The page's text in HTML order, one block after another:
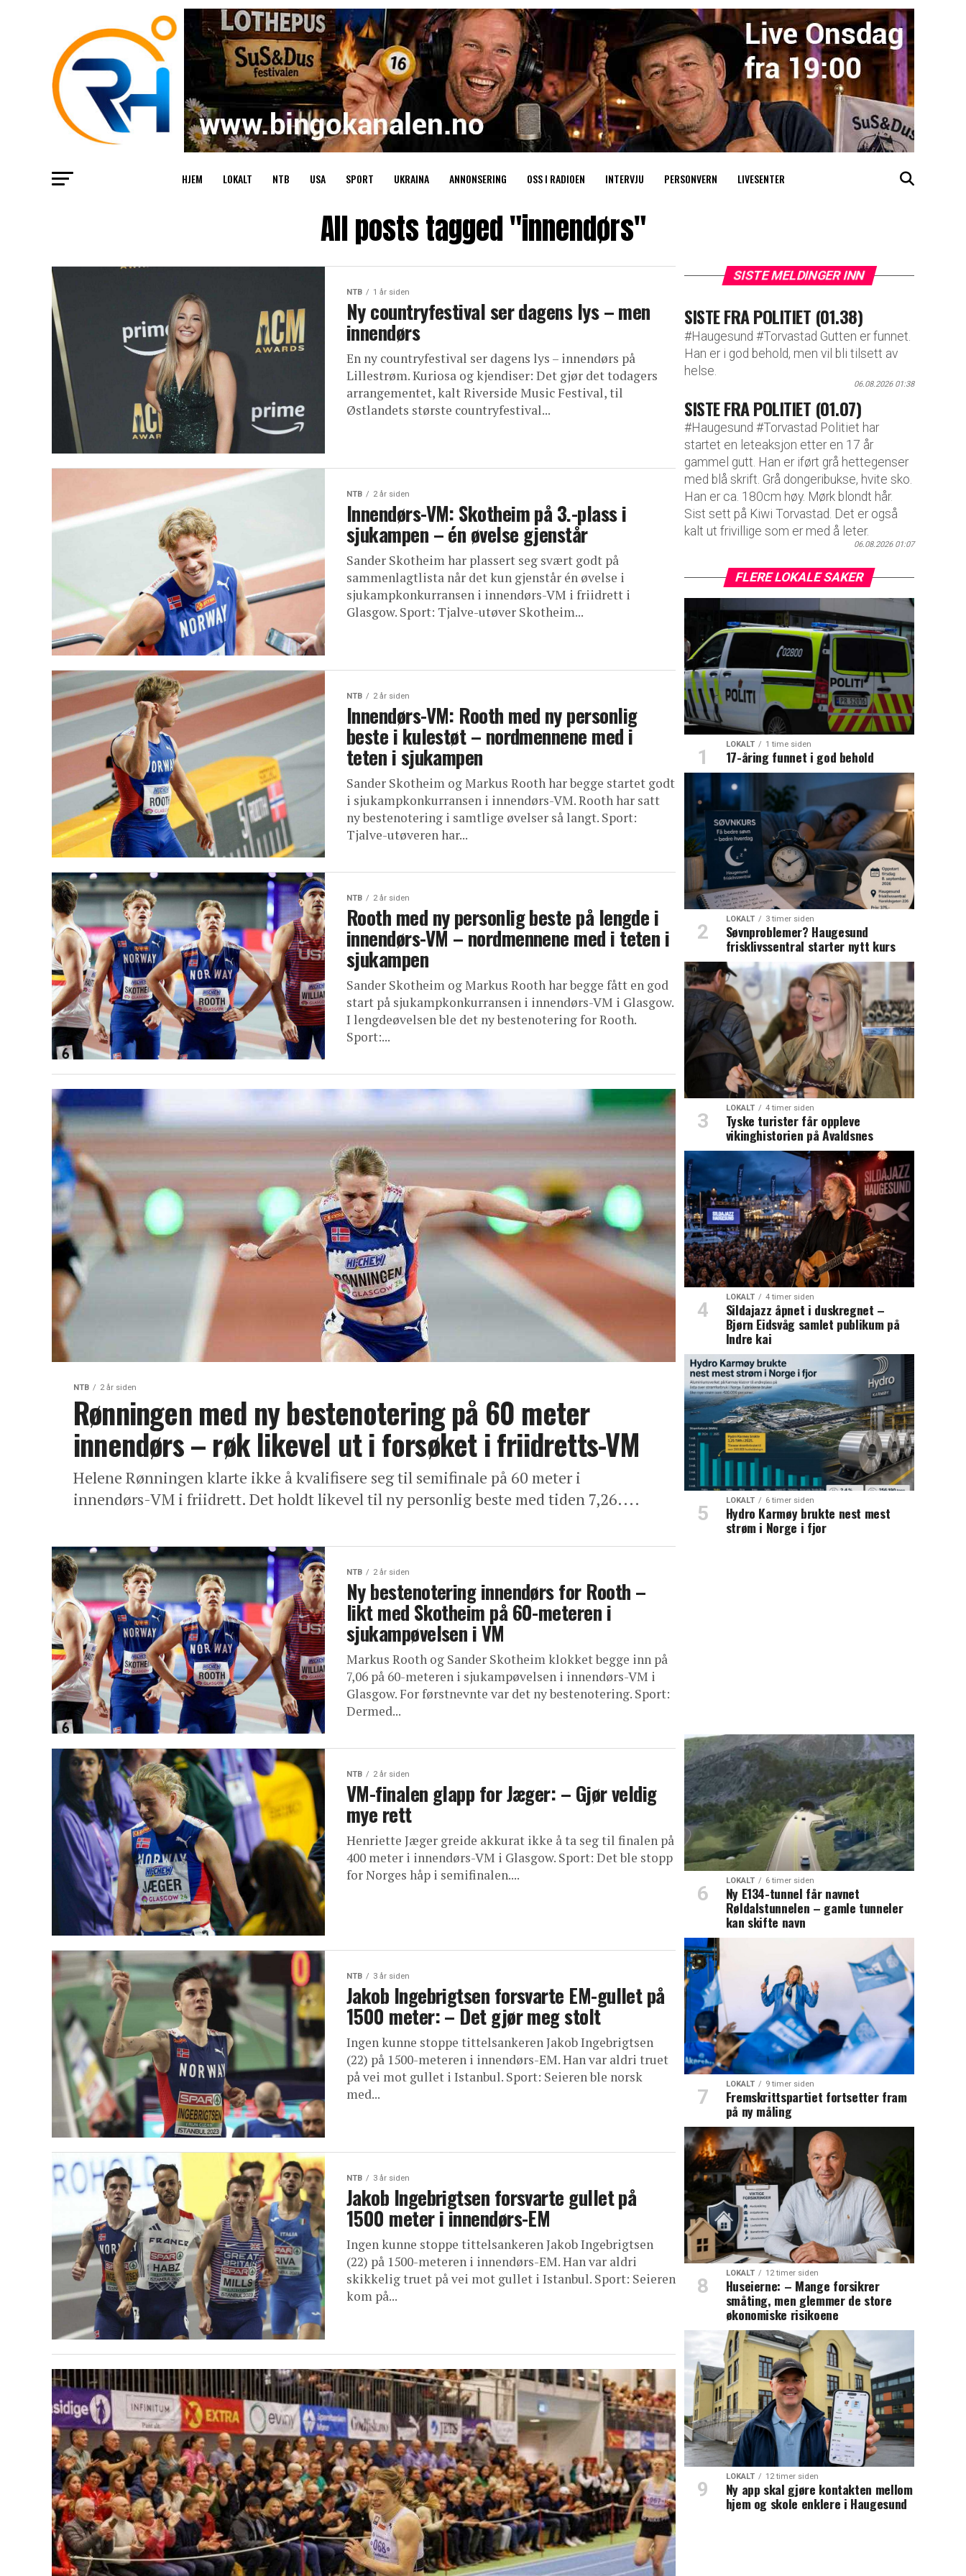
HJEM LOKALT NTB USA SPORT UKRAINA ANNONSERING OSS I RADIOEN INTERVJU PERSONVERN LIVESENTER
All posts tagged "innendørs"
NTB 1 år siden
Ny countryfestival ser dagens lys – men
innendørs
En ny countryfestival ser dagens lys – innendørs på
Lillestrøm. Kuriosa og kjendiser: Det gjør det todagers
arrangementet, kalt Riverside Music Festival, til
Østlandets største countryfestival...
NTB 2 år siden
Innendørs-VM: Skotheim på 3.-plass i
sjukampen – én øvelse gjenstår
Sander Skotheim har plassert seg svært godt på
sammenlagtlista når det kun gjenstår én øvelse i
sjukampkonkurransen i innendørs-VM i friidrett i
Glasgow. Sport: Tjalve-utøver Skotheim...
NTB 2 år siden
Innendørs-VM: Rooth med ny personlig
beste i kulestøt – nordmennene med i
teten i sjukampen
Sander Skotheim og Markus Rooth har begge startet godt
i sjukampkonkurransen i innendørs-VM. Rooth har satt
ny bestenotering i samtlige øvelser så langt. Sport:
Tjalve-utøveren har...
NTB 2 år siden
Rooth med ny personlig beste på lengde i
innendørs-VM – nordmennene med i teten i
sjukampen
Sander Skotheim og Markus Rooth har begge fått en god
start på sjukampkonkurransen i innendørs-VM i Glasgow.
I lengdeøvelsen ble det ny bestenotering for Rooth.
Sport:...
NTB 2 år siden
Rønningen med ny bestenotering på 60 meter
innendørs – røk likevel ut i forsøket i friidretts-VM
Helene Rønningen klarte ikke å kvalifisere seg til semifinale på 60 meter i
innendørs-VM i friidrett. Det holdt likevel til ny personlig beste med tiden 7,26....
NTB 2 år siden
Ny bestenotering innendørs for Rooth –
likt med Skotheim på 60-meteren i
sjukampøvelsen i VM
Markus Rooth og Sander Skotheim klokket begge inn på
7,06 på 60-meteren i sjukampøvelsen i innendørs-VM i
Glasgow. For førstnevnte var det ny bestenotering. Sport:
Dermed...
NTB 2 år siden
VM-finalen glapp for Jæger: – Gjør veldig
mye rett
Henriette Jæger greide akkurat ikke å ta seg til finalen på
400 meter i innendørs-VM i Glasgow. Sport: Det ble stopp
for Norges håp i semifinalen....
NTB 3 år siden
Jakob Ingebrigtsen forsvarte EM-gullet på
1500 meter: – Det gjør meg stolt
Ingen kunne stoppe tittelsankeren Jakob Ingebrigtsen
(22) på 1500-meteren i innendørs-EM. Han var aldri truet
på vei mot gullet i Istanbul. Sport: Seieren ble norsk
med...
NTB 3 år siden
Jakob Ingebrigtsen forsvarte gullet på
1500 meter i innendørs-EM
Ingen kunne stoppe tittelsankeren Jakob Ingebrigtsen
(22) på 1500-meteren i innendørs-EM. Han var aldri
skikkelig truet på vei mot gullet i Istanbul. Sport: Seieren
kom på...
SISTE MELDINGER INN
SISTE FRA POLITIET (01.38)
#Haugesund #Torvastad Gutten er funnet.
Han er i god behold, men vil bli tilsett av
helse.
06.08.2026 01:38
SISTE FRA POLITIET (01.07)
#Haugesund #Torvastad Politiet har
startet en leteaksjon etter en 17 år
gammel gutt. Han er iført grå hettegenser
med blå skrift. Grå dongeribukse, hvite sko.
Han er ca. 180cm høy. Mørk blondt hår.
Sist sett på Kiwi Torvastad. Det er også
kalt ut frivillige som er med å leter.
06.08.2026 01:07
FLERE LOKALE SAKER
LOKALT 1 time siden
17-åring funnet i god behold
LOKALT 3 timer siden
Søvnproblemer? Haugesund
frisklivssentral starter nytt kurs
LOKALT 4 timer siden
Tyske turister får oppleve
vikinghistorien på Avaldsnes
LOKALT 4 timer siden
Sildajazz åpnet i duskregnet –
Bjørn Eidsvåg samlet publikum på
Indre kai
LOKALT 6 timer siden
Hydro Karmøy brukte nest mest
strøm i Norge i fjor
LOKALT 6 timer siden
Ny E134-tunnel får navnet
Røldalstunnelen – gamle tunneler
kan skifte navn
LOKALT 9 timer siden
Fremskrittspartiet fortsetter fram
på ny måling
LOKALT 12 timer siden
Huseierne: – Mange forsikrer
småting, men glemmer de store
økonomiske risikoene
LOKALT 12 timer siden
Ny app skal gjøre kontakten mellom
hjem og skole enklere i Haugesund